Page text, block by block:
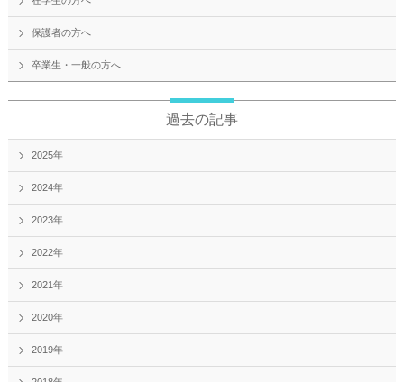
保護者の方へ
卒業生・一般の方へ
過去の記事
2025年
2024年
2023年
2022年
2021年
2020年
2019年